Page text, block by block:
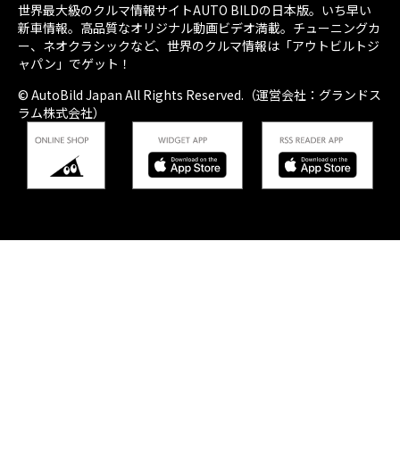
世界最大級のクルマ情報サイトAUTO BILDの日本版。いち早い
新車情報。高品質なオリジナル動画ビデオ満載。チューニングカ
ー、ネオクラシックなど、世界のクルマ情報は「アウトビルトジ
ャパン」でゲット！
© AutoBild Japan All Rights Reserved.（運営会社：グランドス
ラム株式会社）